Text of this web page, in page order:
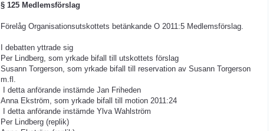
§ 125 Medlemsförslag
Förelåg Organisationsutskottets betänkande O 2011:5 Medlemsförslag.
I debatten yttrade sig
Per Lindberg, som yrkade bifall till utskottets förslag
Susann Torgerson, som yrkade bifall till reservation av Susann Torgerson
m.fl.
I detta anförande instämde Jan Friheden
Anna Ekström, som yrkade bifall till motion 2011:24
I detta anförande instämde Ylva Wahlström
Per Lindberg (replik)